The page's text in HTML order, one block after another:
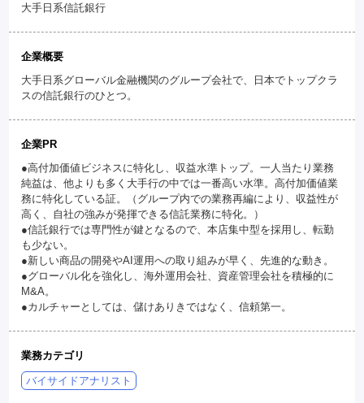
大手日系信託銀行
企業概要
大手日系グローバル金融機関のグループ会社で、日本でトップクラ
スの信託銀行のひとつ。
企業PR
●高付加価値ビジネスに特化し、収益水準トップ。一人当たり業務
純益は、他よりも多く大手行の中では一番高い水準。高付加価値業
務に特化している証。（グループ内での業務再編により、収益性が
高く、自社の強みが発揮できる信託業務に特化。）
●信託銀行では専門性が鍵となるので、本店集中型を採用し、転勤
も少ない。
●新しい商品の開発やAI運用への取り組みが早く、先進的な動き。
●グローバル化を強化し、海外運用会社、資産管理会社を積極的に
M&A。
●カルチャーとしては、儲けありきではなく、信頼第一。
業務カテゴリ
バイサイドアナリスト